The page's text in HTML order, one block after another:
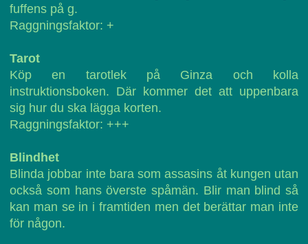
fuffens på g.
Raggningsfaktor: +
Tarot
Köp en tarotlek på Ginza och kolla
instruktionsboken. Där kommer det att uppenbara
sig hur du ska lägga korten.
Raggningsfaktor: +++
Blindhet
Blinda jobbar inte bara som assasins åt kungen utan
också som hans överste spåmän. Blir man blind så
kan man se in i framtiden men det berättar man inte
för någon.